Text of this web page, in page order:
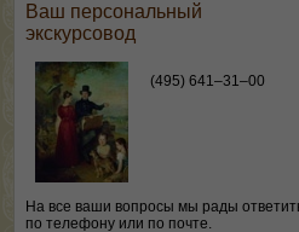
Ваш персональный
экскурсовод
(495) 641–31–00
На все ваши вопросы мы рады
по телефону или по почте.